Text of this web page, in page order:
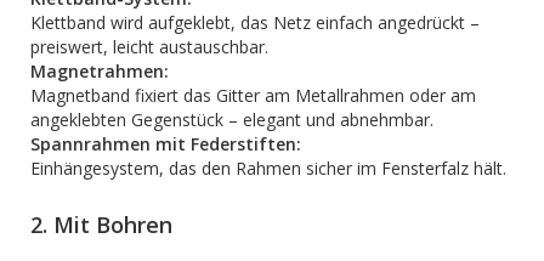
Klettband wird aufgeklebt, das Netz einfach angedrückt –
preiswert, leicht austauschbar.
Magnetrahmen:
Magnetband fixiert das Gitter am Metallrahmen oder am
angeklebten Gegenstück – elegant und abnehmbar.
Spannrahmen mit Federstiften:
Einhängesystem, das den Rahmen sicher im Fensterfalz hält.
2. Mit Bohren